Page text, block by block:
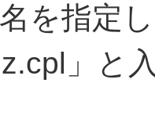
を指定
」と